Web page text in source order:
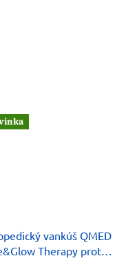
vankúš QMED
Therapy proti